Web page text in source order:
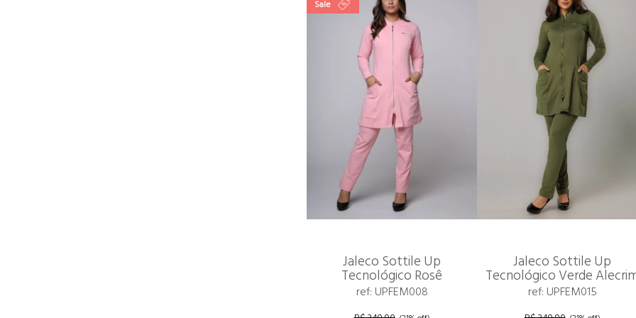
Sale
Jaleco Sottile Up
Tecnológico Rosê
ref: UPFEM008
Jaleco Sottile Up
Tecnológico Verde
ref: UPFEM015